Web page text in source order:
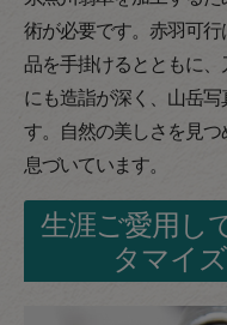
術が必要です。赤羽可
品を手掛けるとともに
にも造詣が深く、山岳
す。自然の美しさを見
息づいています。
生涯ご愛用し
タマイ